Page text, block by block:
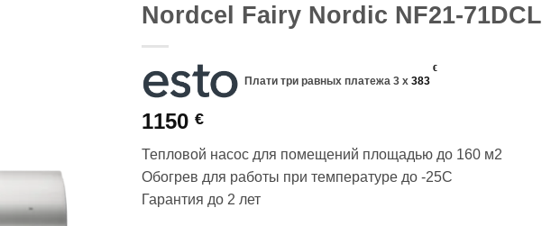
Nordcel Fairy Nordic NF21-71DCL
Плати три равных платежа 3 x 383
€
1150 €
Тепловой насос для помещений площадью до 160 м2
Обогрев для работы при температуре до -25C
Гарантия до 2 лет